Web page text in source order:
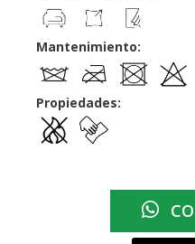
Mantenimiento:
Propiedades: